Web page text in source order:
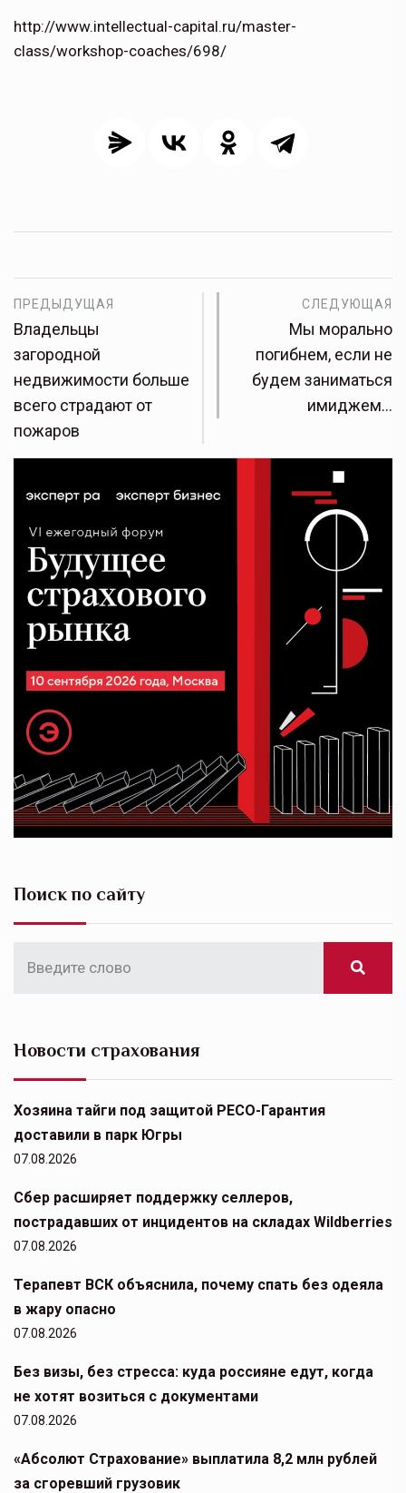
http://www.intellectual-capital.ru/master-
class/workshop-coaches/698/
ПРЕДЫДУЩАЯ
Владельцы
загородной
недвижимости больше
всего страдают от
пожаров
СЛЕДУЮЩАЯ
Мы морально
погибнем, если не
будем заниматься
имиджем…
Поиск по сайту
Новости страхования
Хозяина тайги под защитой РЕСО-Гарантия
доставили в парк Югры
07.08.2026
Сбер расширяет поддержку селлеров,
пострадавших от инцидентов на складах Wildberries
07.08.2026
Терапевт ВСК объяснила, почему спать без одеяла
в жару опасно
07.08.2026
Без визы, без стресса: куда россияне едут, когда
не хотят возиться с документами
07.08.2026
«Абсолют Страхование» выплатила 8,2 млн рублей
за сгоревший грузовик